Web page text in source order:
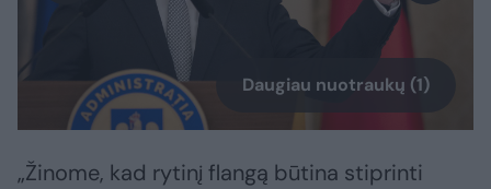
Daugiau nuotraukų (1)
„Žinome, kad rytinį flangą būtina stiprinti